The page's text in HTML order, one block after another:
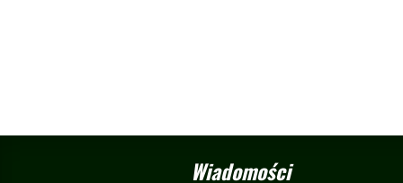
Wiadomości